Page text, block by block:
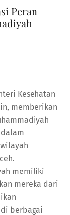
Peran
Kesehatan
memberikan
memiliki
mereka dari
berbagai